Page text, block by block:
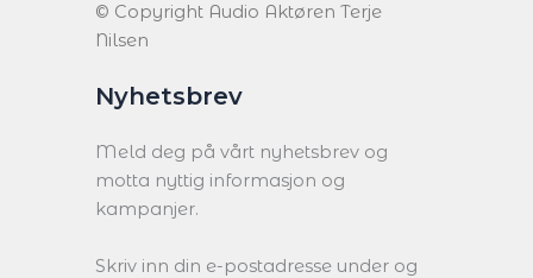
© Copyright Audio Aktøren Terje
Nilsen
Nyhetsbrev
Meld deg på vårt nyhetsbrev og
motta nyttig informasjon og
kampanjer.
Skriv inn din e-postadresse under og